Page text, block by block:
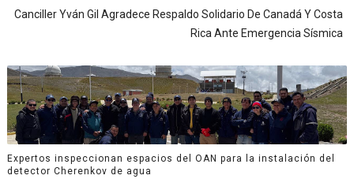
Canciller Yván Gil Agradece Respaldo Solidario De Canadá Y Costa
Rica Ante Emergencia Sísmica
Expertos inspeccionan espacios del OAN para la instalación del
detector Cherenkov de agua